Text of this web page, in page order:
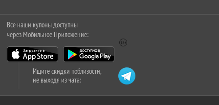
Все наши купоны доступны
через Мобильное Приложение:
Ищите скидки поблизости,
не выходя из чата: